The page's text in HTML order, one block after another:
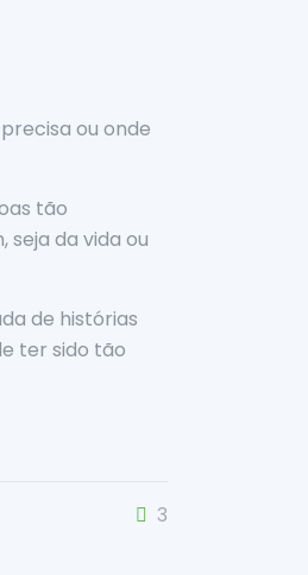
ou onde
tão
da vida ou
de histórias
ter sido tão
3